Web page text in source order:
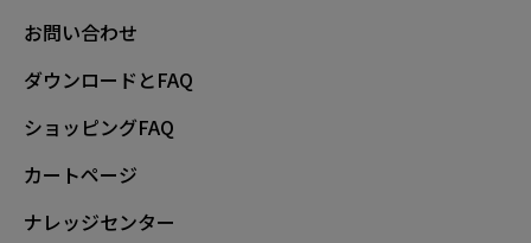
お問い合わせ
ダウンロードとFAQ
ショッピングFAQ
カートページ
ナレッジセンター